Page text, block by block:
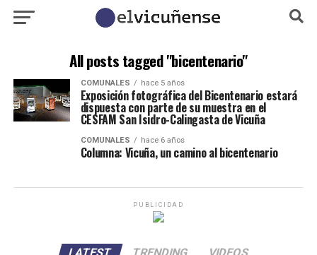
All posts tagged "bicentenario"
COMUNALES hace 5 años
Exposición fotográfica del Bicentenario estará
dispuesta con parte de su muestra en el
CESFAM San Isidro-Calingasta de Vicuña
COMUNALES hace 6 años
Columna: Vicuña, un camino al bicentenario
PUBLICIDAD